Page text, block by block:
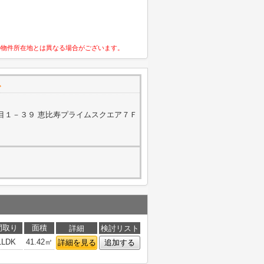
件所在地とは異なる場合がございます。
１－３９ 恵比寿プライムスクエア７Ｆ
取り 面積 詳細
検討リスト
41.42㎡ 詳細を見る 追加する